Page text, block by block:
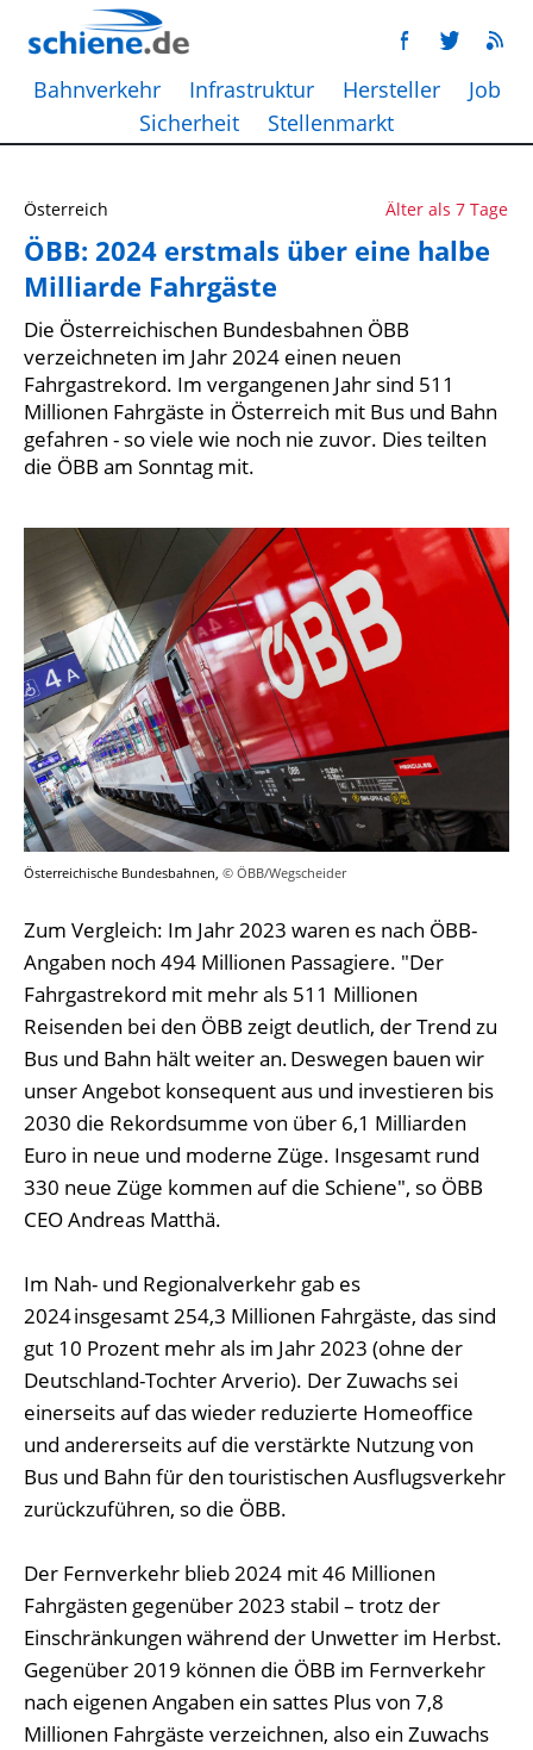
Bahnverkehr Infrastruktur Hersteller
Job
Sicherheit
Stellenmarkt
Österreich Älter als 7 Tage
ÖBB: 2024 erstmals über eine halbe
Milliarde Fahrgäste
Die Österreichischen Bundesbahnen ÖBB
verzeichneten im Jahr 2024 einen neuen
Fahrgastrekord. Im vergangenen Jahr sind 511
Millionen Fahrgäste in Österreich mit Bus und Bahn
gefahren - so viele wie noch nie zuvor. Dies teilten
die ÖBB am Sonntag mit.
Österreichische Bundesbahnen, © ÖBB/Wegscheider
Zum Vergleich: Im Jahr 2023 waren es nach ÖBB-
Angaben noch 494 Millionen Passagiere. "Der
Fahrgastrekord mit mehr als 511 Millionen
Reisenden bei den ÖBB zeigt deutlich, der Trend zu
Bus und Bahn hält weiter an. Deswegen bauen wir
unser Angebot konsequent aus und investieren bis
2030 die Rekordsumme von über 6,1 Milliarden
Euro in neue und moderne Züge. Insgesamt rund
330 neue Züge kommen auf die Schiene", so ÖBB
CEO Andreas Matthä.
Im Nah- und Regionalverkehr gab es
2024 insgesamt 254,3 Millionen Fahrgäste, das sind
gut 10 Prozent mehr als im Jahr 2023 (ohne der
Deutschland-Tochter Arverio). Der Zuwachs sei
einerseits auf das wieder reduzierte Homeoffice
und andererseits auf die verstärkte Nutzung von
Bus und Bahn für den touristischen Ausflugsverkehr
zurückzuführen, so die ÖBB.
Der Fernverkehr blieb 2024 mit 46 Millionen
Fahrgästen gegenüber 2023 stabil – trotz der
Einschränkungen während der Unwetter im Herbst.
Gegenüber 2019 können die ÖBB im Fernverkehr
nach eigenen Angaben ein sattes Plus von 7,8
Millionen Fahrgäste verzeichnen, also ein Zuwachs